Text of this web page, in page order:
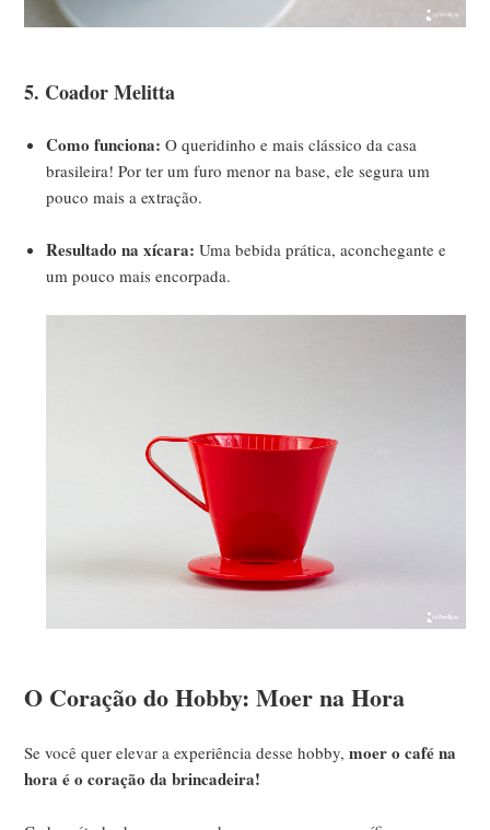
5. Coador Melitta
Como funciona: O queridinho e mais clássico da casa
brasileira! Por ter um furo menor na base, ele segura um
pouco mais a extração.
Resultado na xícara: Uma bebida prática, aconchegante e
um pouco mais encorpada.
O Coração do Hobby: Moer na Hora
Se você quer elevar a experiência desse hobby,moer o café na
hora é o coração da brincadeira!